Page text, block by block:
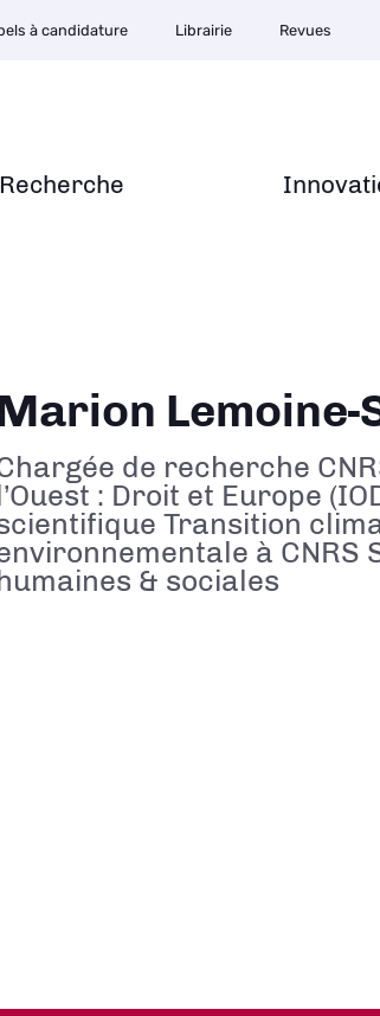
Recherche
à candidature Librairie Revues
Lemoine-
de recherche
: Droit et Europe
Transition
à CNRS
& sociales